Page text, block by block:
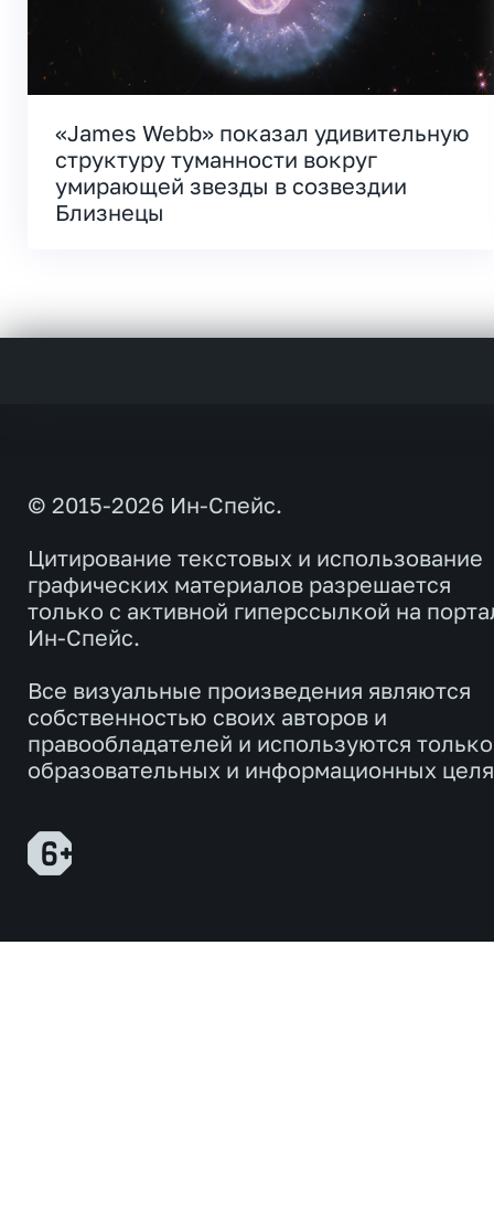
«James Webb» показал удивительную
структуру туманности вокруг
умирающей звезды в созвездии
Близнецы
© 2015-2026 Ин-Спейс.
Цитирование текстовых и использование
графических материалов разрешается
только с активной гиперссылкой на
Ин-Спейс.
Все визуальные произведения являются
собственностью своих авторов и
правообладателей и используются
образовательных и информационных